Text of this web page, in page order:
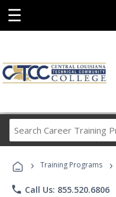
☰
› Training Programs ›
phone Call Us: 855.520.6806